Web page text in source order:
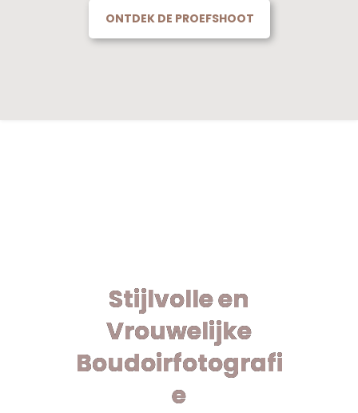
Stijlvolle en
Vrouwelijke
Boudoirfotografi
e
ONTDEK DE PROEFSHOOT